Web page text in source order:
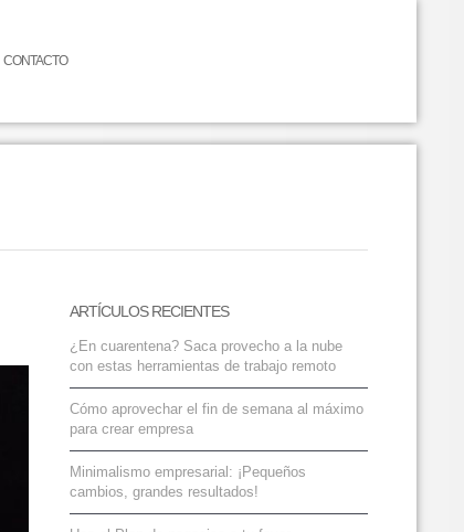
CONTACTO
ARTÍCULOS RECIENTES
¿En cuarentena? Saca provecho a la nube
con estas herramientas de trabajo remoto
Cómo aprovechar el fin de semana al máximo
para crear empresa
Minimalismo empresarial: ¡Pequeños
cambios, grandes resultados!